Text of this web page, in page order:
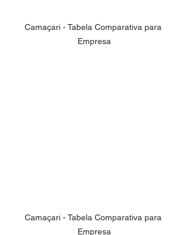
Camaçari - Tabela Comparativa para
Empresa
Camaçari - Tabela Comparativa para
Empresa